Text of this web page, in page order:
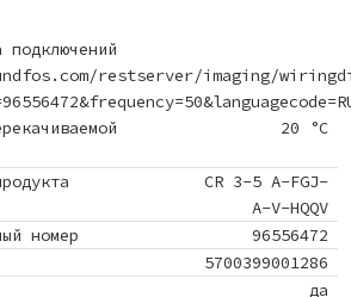
restserver/imaging/
20 °C
CR 3-5 A-FGJ-
A-V-HQQV
номер
96556472
5700399001286
да